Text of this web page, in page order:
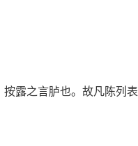
露之言胪也。故凡陈列表